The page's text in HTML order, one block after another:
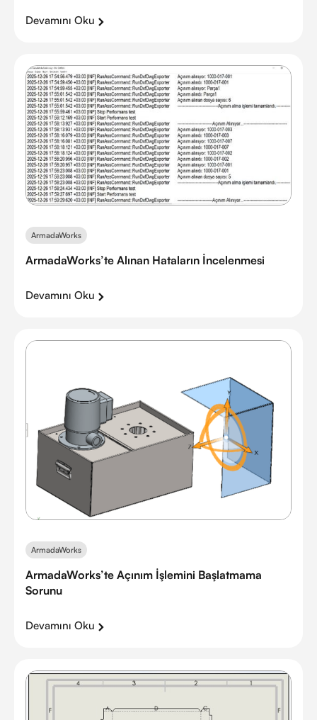
Devamını Oku
ArmadaWorks
ArmadaWorks’te Alınan Hataların İncelenmesi
Devamını Oku
ArmadaWorks
ArmadaWorks’te Açınım İşlemini Başlatmama
Sorunu
Devamını Oku